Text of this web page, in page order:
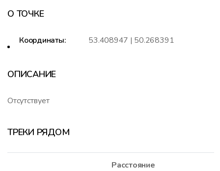
О ТОЧКЕ
Координаты: 53.408947 | 50.268391
ОПИСАНИЕ
Отсутствует
ТРЕКИ РЯДОМ
Расстояние